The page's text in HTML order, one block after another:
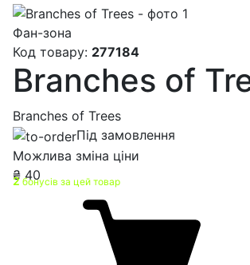
Фан-зона
Код товару: 277184
Branches of
Branches of Trees
Під замовлення
Можлива зміна ціни
₴ 40
2 бонусів за цей товар